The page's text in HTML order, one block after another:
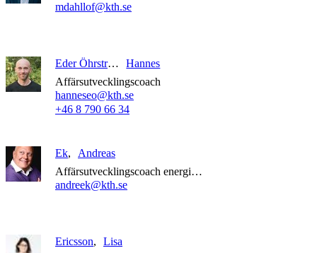
mdahllof@kth.se
Eder Öhrström
Hannes
Affärsutvecklingscoach
hanneseo@kth.se
+46 8 790 66 34
Ek
Andreas
Affärsutvecklingscoach energiteknik
andreek@kth.se
Ericsson
Lisa